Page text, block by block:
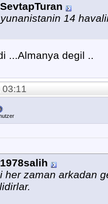
SevtapTuran
14
...Almanya degil ..
03:11
1978salih
her zaman arkadan